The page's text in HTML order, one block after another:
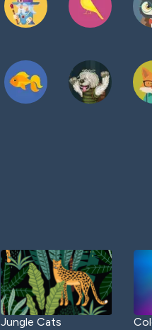
Jungle Cats